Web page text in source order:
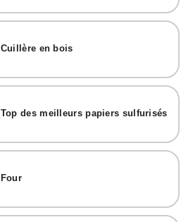
Cuillère en bois
Top des meilleurs papiers sulfurisés
Four